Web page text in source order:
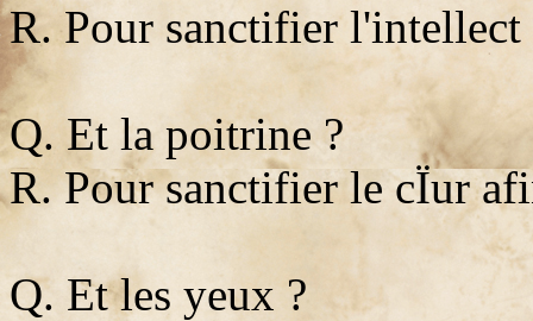
R. Pour sanctifier
Q. Et la poitrine ?
R. Pour sanctifier le cÏur
Q. Et les yeux ?